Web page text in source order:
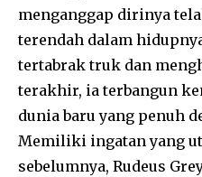
menganggap dirinya
terendah dalam
tertabrak truk dan
terakhir, ia terbangun
dunia baru yang penuh
Memiliki ingatan yang
sebelumnya, Rudeus